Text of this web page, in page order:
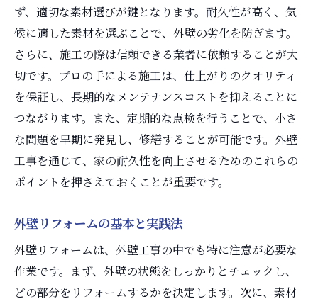
ず、適切な素材選びが鍵となります。耐久性が高く、気
候に適した素材を選ぶことで、外壁の劣化を防ぎます。
さらに、施工の際は信頼できる業者に依頼することが大
切です。プロの手による施工は、仕上がりのクオリティ
を保証し、長期的なメンテナンスコストを抑えることに
つながります。また、定期的な点検を行うことで、小さ
な問題を早期に発見し、修繕することが可能です。外壁
工事を通じて、家の耐久性を向上させるためのこれらの
ポイントを押さえておくことが重要です。
外壁リフォームの基本と実践法
外壁リフォームは、外壁工事の中でも特に注意が必要な
作業です。まず、外壁の状態をしっかりとチェックし、
どの部分をリフォームするかを決定します。次に、素材